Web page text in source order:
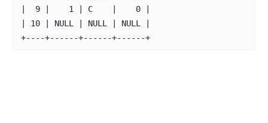
|  9 |    1 | C    |    0 |
| 10 | NULL | NULL | NULL |
+----+------+------+------+